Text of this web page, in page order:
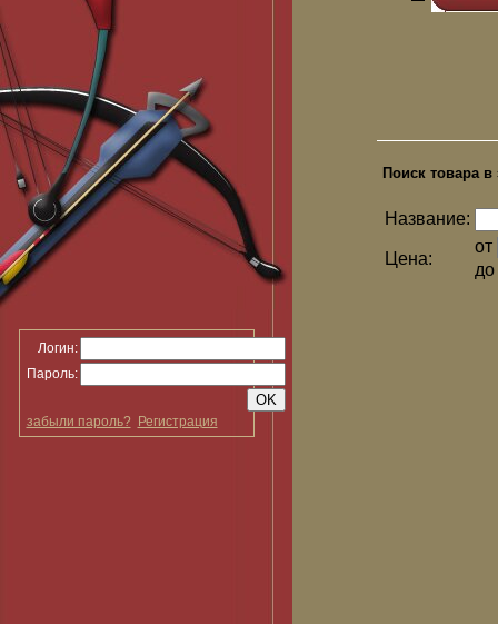
Логин:
Пароль:
забыли пароль? Регистрация
Поиск товара в
Название:
Цена:
от
до